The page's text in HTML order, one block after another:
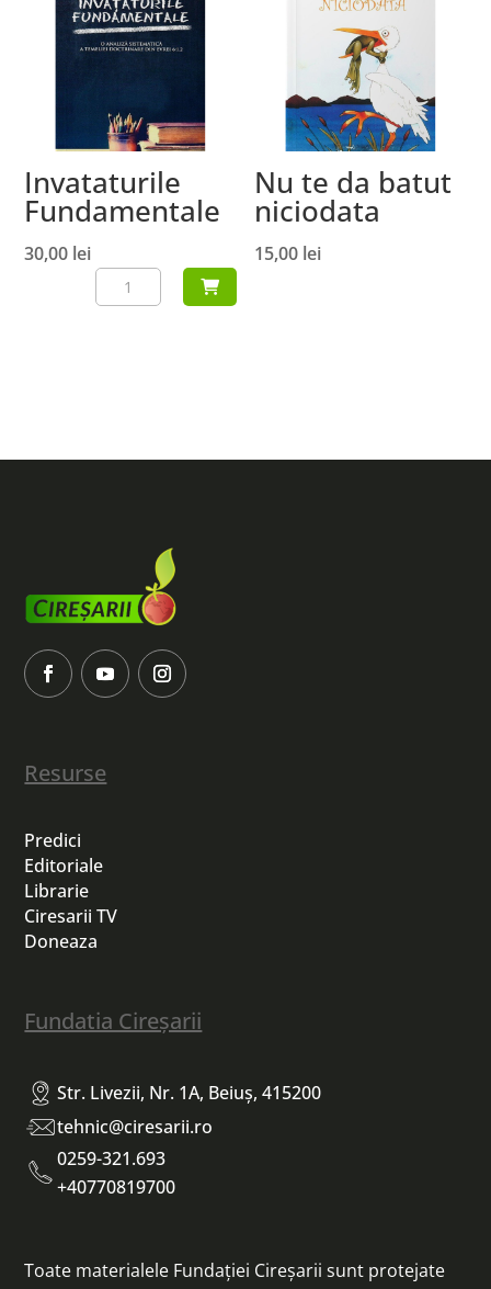
Invataturile
Fundamentale
30,00 lei
Cantitate
Invataturile
Nu te da batut
niciodata
15,00 lei
Resurse
Predici
Editoriale
Librarie
Ciresarii TV
Doneaza
Fundatia Cireșarii
Str. Livezii, Nr. 1A, Beiuș, 415200
tehnic@ciresarii.ro
0259-321.693
+40770819700
Toate materialele Fundației Cireșarii sunt protejate